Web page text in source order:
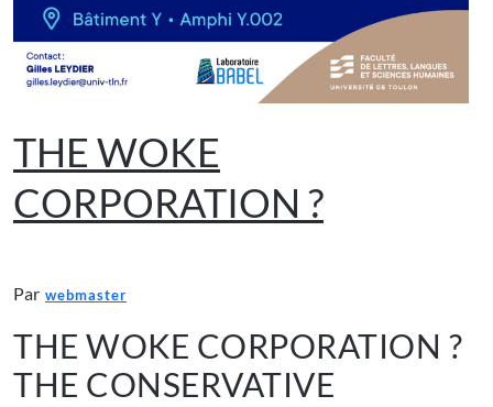
THE WOKE
CORPORATION ?
Par webmaster
THE WOKE CORPORATION ?
THE CONSERVATIVE